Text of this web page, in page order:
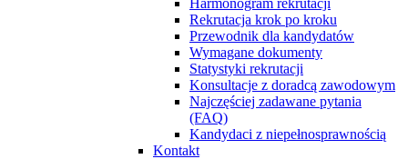
Harmonogram rekrutacji
Rekrutacja krok po kroku
Przewodnik dla kandydatów
Wymagane dokumenty
Statystyki rekrutacji
Konsultacje z doradcą zawodowym
Najczęściej zadawane pytania
(FAQ)
Kandydaci z niepełnosprawnością
Kontakt